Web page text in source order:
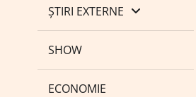
ȘTIRI EXTERNE
SHOW
ECONOMIE